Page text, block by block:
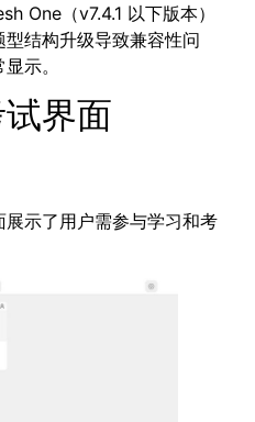
One（v7.4.1 以下版本）
结构升级导致兼容性问
示。
界面
展示了用户需参与学习和考